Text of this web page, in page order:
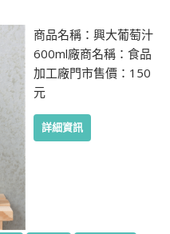
商品名稱：興大葡萄汁
600ml廠商名稱：食品
加工廠門市售價：150
元
詳細資訊